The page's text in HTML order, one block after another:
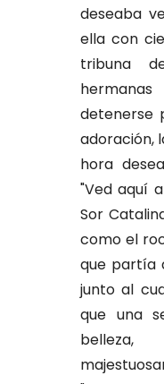
deseaba
ella con
tribuna
detenerse
adoración,
hora
"Ved aquí
Sor
como el
que partía
junto al
que una